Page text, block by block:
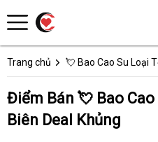
Trang chủ 💘 Bao Cao Su Loại
Điểm Bán 💘 Bao
Biên Deal Khủng